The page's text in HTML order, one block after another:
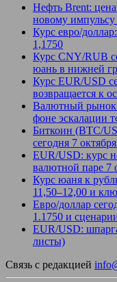
Нефть Brent:
новому импульсу
Курс евро/
1,1750
Курс CNY/RUB
юань в нижней
Курс EUR/USD
возвращается к
Валютный рынок
фоне эскалации
Биткоин (BTC/
сегодня 7
EUR/USD: курс
валютной паре 7
Курс юаня к
11,50–12,00 и
Евро/доллар
1.1750 и
EUR/USD:
листы)
Связь с редакцией